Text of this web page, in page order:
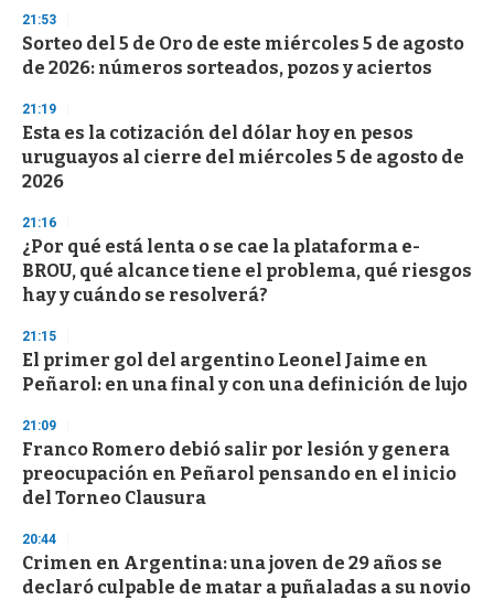
d
s
o
f
3
s
e
c
o
d
21:53
Sorteo del 5 de Oro de este miércoles 5 de agosto
de 2026: números sorteados, pozos y aciertos
21:19
Esta es la cotización del dólar hoy en pesos
uruguayos al cierre del miércoles 5 de agosto de
2026
21:16
¿Por qué está lenta o se cae la plataforma e-
BROU, qué alcance tiene el problema, qué riesgos
hay y cuándo se resolverá?
21:15
El primer gol del argentino Leonel Jaime en
Peñarol: en una final y con una definición de lujo
21:09
Franco Romero debió salir por lesión y genera
preocupación en Peñarol pensando en el inicio
del Torneo Clausura
20:44
Crimen en Argentina: una joven de 29 años se
declaró culpable de matar a puñaladas a su novio